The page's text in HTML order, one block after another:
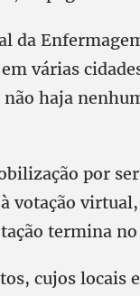
da
várias
haja
por
votação
termina no
cujos